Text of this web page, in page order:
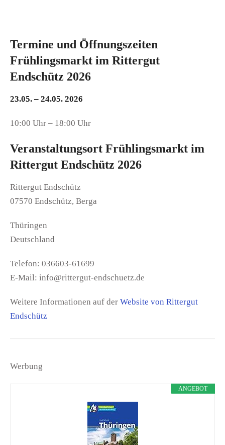
Termine und Öffnungszeiten
Frühlingsmarkt im Rittergut
Endschütz 2026
23.05. – 24.05. 2026
10:00 Uhr – 18:00 Uhr
Veranstaltungsort Frühlingsmarkt im
Rittergut Endschütz 2026
Rittergut Endschütz
07570 Endschütz, Berga
Thüringen
Deutschland
Telefon: 036603-61699
E-Mail: info@rittergut-endschuetz.de
Weitere Informationen auf der Website von Rittergut
Endschütz
Werbung
ANGEBOT